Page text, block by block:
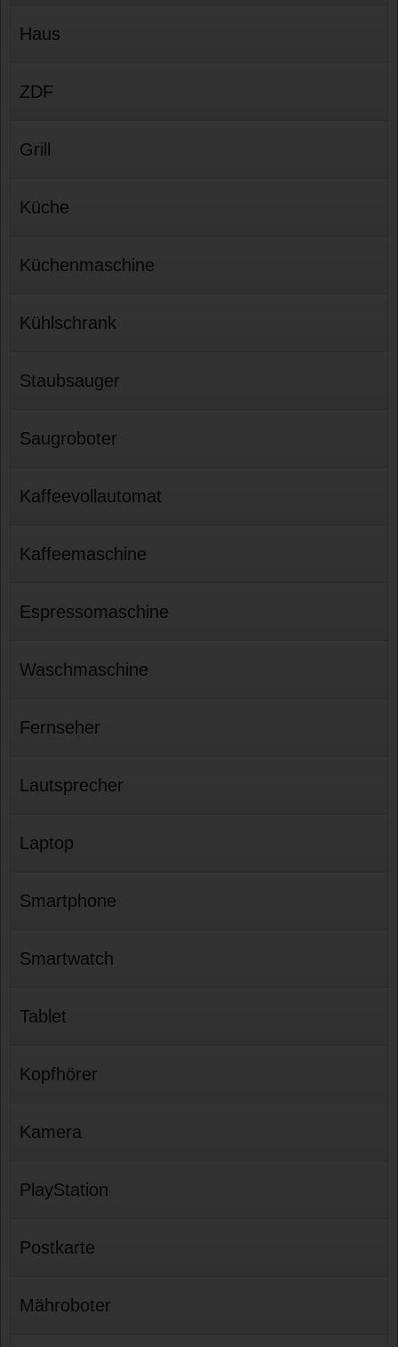
Haus
ZDF
Grill
Küche
Küchenmaschine
Kühlschrank
Staubsauger
Saugroboter
Kaffeevollautomat
Kaffeemaschine
Espressomaschine
Waschmaschine
Fernseher
Lautsprecher
Laptop
Smartphone
Smartwatch
Tablet
Kopfhörer
Kamera
PlayStation
Postkarte
Mähroboter